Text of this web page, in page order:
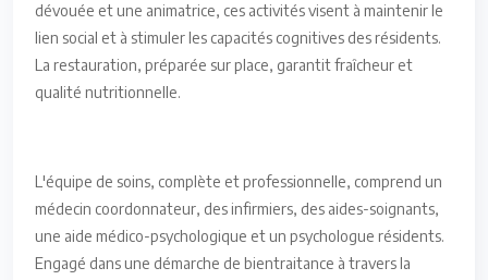
dévouée et une animatrice, ces activités visent à maintenir le
lien social et à stimuler les capacités cognitives des résidents.
La restauration, préparée sur place, garantit fraîcheur et
qualité nutritionnelle.
L'équipe de soins, complète et professionnelle, comprend un
médecin coordonnateur, des infirmiers, des aides-soignants,
une aide médico-psychologique et un psychologue résidents.
Engagé dans une démarche de bientraitance à travers la